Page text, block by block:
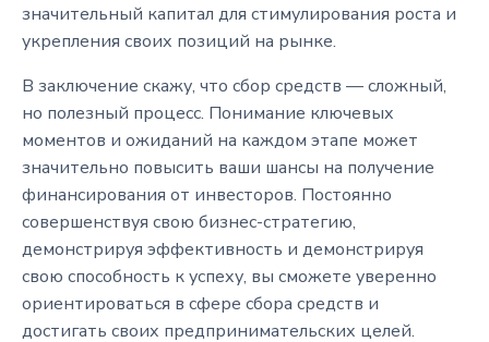
значительный капитал для стимулирования роста и
укрепления своих позиций на рынке.
В заключение скажу, что сбор средств — сложный,
но полезный процесс. Понимание ключевых
моментов и ожиданий на каждом этапе может
значительно повысить ваши шансы на получение
финансирования от инвесторов. Постоянно
совершенствуя свою бизнес-стратегию,
демонстрируя эффективность и демонстрируя
свою способность к успеху, вы сможете уверенно
ориентироваться в сфере сбора средств и
достигать своих предпринимательских целей.